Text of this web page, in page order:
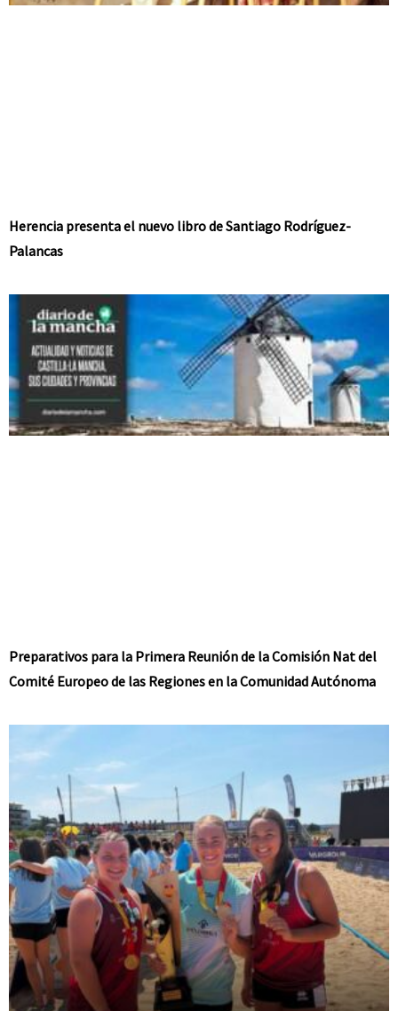
Herencia presenta el nuevo libro de Santiago Rodríguez-
Palancas
Preparativos para la Primera Reunión de la Comisión Nat del
Comité Europeo de las Regiones en la Comunidad Autónoma